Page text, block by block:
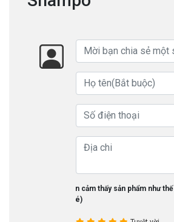
Bạn cảm thấy sản phẩm như
nhé)